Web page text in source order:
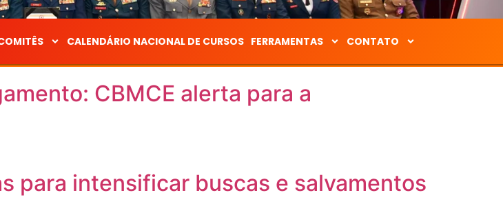
CALENDÁRIO NACIONAL DE CURSOS FERRAMENTAS CONTATO
CBMCE alerta para a
para intensificar buscas e salvamentos